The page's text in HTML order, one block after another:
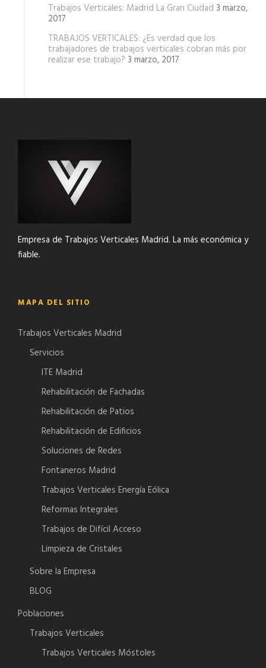
Trabajos Verticales: Madrid La Gran Ciudad 3 marzo,
2017
TRABAJOS VERTICALES: ¿Es verdad que los
trabajadores de trabajos verticales cobran más por
realizar ese trabajo? 3 marzo, 2017
Empresa de Trabajos Verticales Madrid. La más económica y
fiable.
MAPA DEL SITIO
Trabajos Verticales Madrid
Servicios
ITE Madrid
Rehabilitación de Fachadas
Rehabilitación de Patios
Rehabilitación de Edificios
Soluciones de Redes
Fontaneros Madrid
Trabajos Verticales Energía Eólica
Reformas Integrales
Trabajos de Difícil Acceso
Limpieza de Cristales
Sobre la Empresa
BLOG
Poblaciones
Trabajos Verticales
Trabajos Verticales Móstoles